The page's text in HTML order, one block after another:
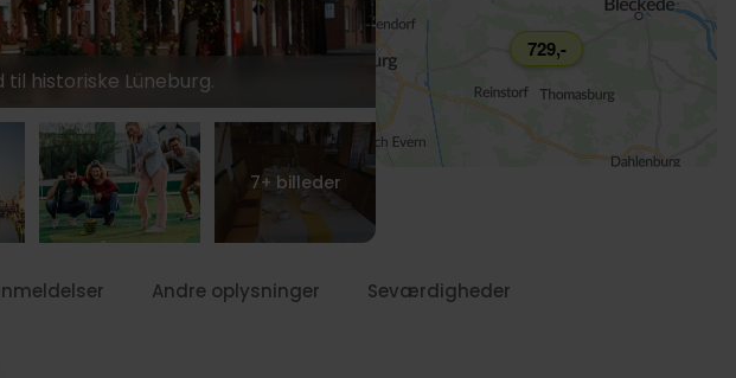
historiske Lüneburg.
7+ billeder
729,-
Andre oplysninger Seværdigheder